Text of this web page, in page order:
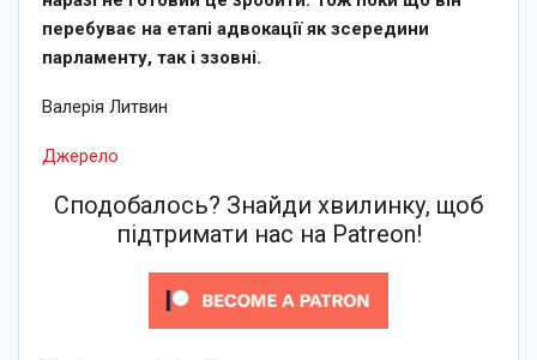
перебуває на етапі адвокації як зсередини
парламенту, так і ззовні.
Валерія Литвин
Джерело
Сподобалось? Знайди хвилинку, щоб
підтримати нас на Patreon!